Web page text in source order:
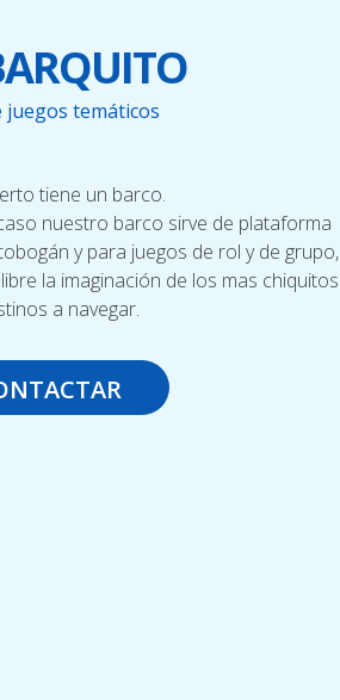
juegos temáticos
tiene un barco.
nuestro barco sirve de plataforma
y para juegos de rol y de grupo,
la imaginación de los mas chiquitos
a navegar.